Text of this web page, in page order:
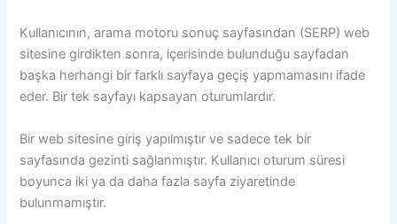
Kullanıcının, arama motoru sonuç sayfasından (SERP) web
sitesine girdikten sonra, içerisinde bulunduğu sayfadan
başka herhangi bir farklı sayfaya geçiş yapmamasını ifade
eder. Bir tek sayfayı kapsayan oturumlardır.
Bir web sitesine giriş yapılmıştır ve sadece tek bir
sayfasında gezinti sağlanmıştır. Kullanıcı oturum süresi
boyunca iki ya da daha fazla sayfa ziyaretinde
bulunmamıştır.